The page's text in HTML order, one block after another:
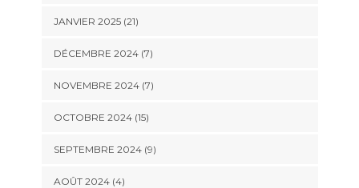
JANVIER 2025 (21)
DÉCEMBRE 2024 (7)
NOVEMBRE 2024 (7)
OCTOBRE 2024 (15)
SEPTEMBRE 2024 (9)
AOÛT 2024 (4)